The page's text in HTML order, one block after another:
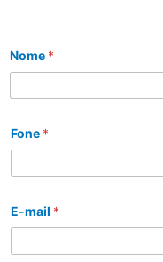
Nome *
Fone *
E-mail *